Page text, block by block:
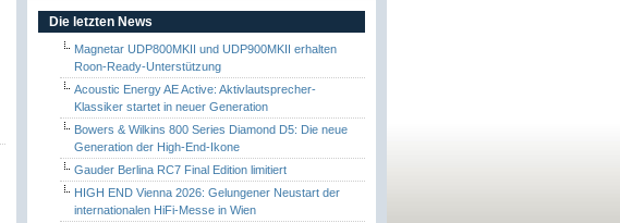
Die letzten News
Magnetar UDP800MKII und UDP900MKII erhalten
Roon-Ready-Unterstützung
Acoustic Energy AE Active: Aktivlautsprecher-
Klassiker startet in neuer Generation
Bowers & Wilkins 800 Series Diamond D5: Die neue
Generation der High-End-Ikone
Gauder Berlina RC7 Final Edition limitiert
HIGH END Vienna 2026: Gelungener Neustart der
internationalen HiFi-Messe in Wien